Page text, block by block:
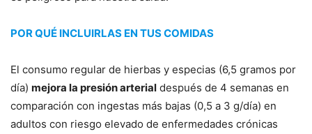
POR QUÉ INCLUIRLAS EN TUS COMIDAS
El consumo regular de hierbas y especias (6,5 gramos por
día) mejora la presión arterial después de 4 semanas en
comparación con ingestas más bajas (0,5 a 3 g/día) en
adultos con riesgo elevado de enfermedades crónicas